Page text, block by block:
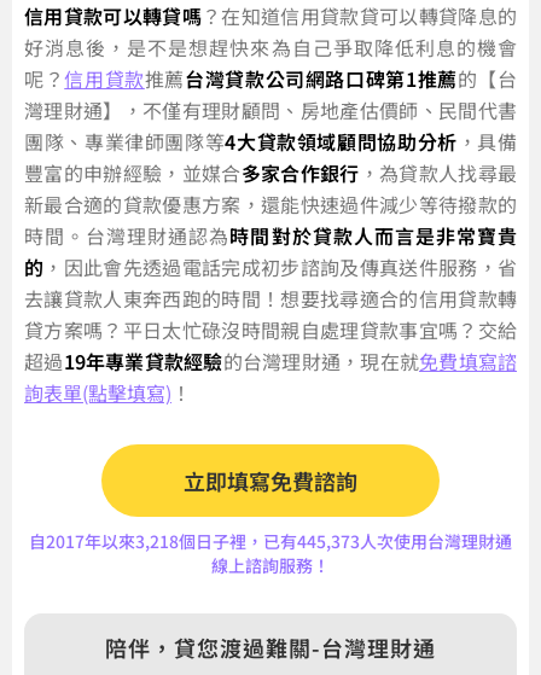
信用貸款可以轉貸嗎？在知道信用貸款貸可以轉貸降息的
好消息後，是不是想趕快來為自己爭取降低利息的機會
呢？信用貸款推薦台灣貸款公司網路口碑第1推薦的【台
灣理財通】，不僅有理財顧問、房地產估價師、民間代書
團隊、專業律師團隊等4大貸款領域顧問協助分析 ，具備
豐富的申辦經驗，並媒合多家合作銀行 ，為貸款人找尋最
新最合適的貸款優惠方案，還能快速過件減少等待撥款的
時間。台灣理財通認為時間對於貸款人而言是非常寶貴
的 ，因此會先透過電話完成初步諮詢及傳真送件服務，省
去讓貸款人東奔西跑的時間！想要找尋適合的信用貸款轉
貸方案嗎？平日太忙碌沒時間親自處理貸款事宜嗎？交給
超過19年專業貸款經驗的台灣理財通，現在就免費填寫諮
詢表單(點擊填寫) ！
立即填寫免費諮詢
自2017年以來3,218個日子裡，已有445,373人次使用台灣理財通
線上諮詢服務！
陪伴，貸您渡過難關-台灣理財通